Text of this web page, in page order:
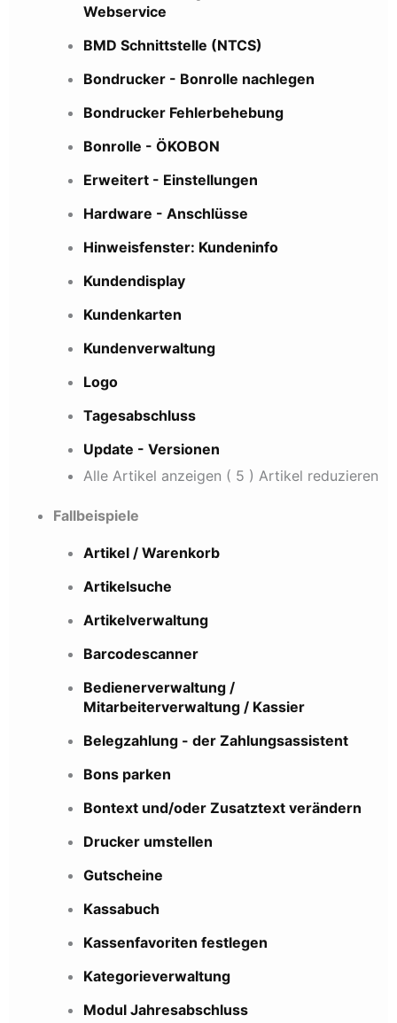
Webservice
BMD Schnittstelle (NTCS)
Bondrucker - Bonrolle nachlegen
Bondrucker Fehlerbehebung
Bonrolle - ÖKOBON
Erweitert - Einstellungen
Hardware - Anschlüsse
Hinweisfenster: Kundeninfo
Kundendisplay
Kundenkarten
Kundenverwaltung
Logo
Tagesabschluss
Update - Versionen
Alle Artikel anzeigen ( 5 ) Artikel reduzieren
Fallbeispiele
Artikel / Warenkorb
Artikelsuche
Artikelverwaltung
Barcodescanner
Bedienerverwaltung /
Mitarbeiterverwaltung / Kassier
Belegzahlung - der Zahlungsassistent
Bons parken
Bontext und/oder Zusatztext verändern
Drucker umstellen
Gutscheine
Kassabuch
Kassenfavoriten festlegen
Kategorieverwaltung
Modul Jahresabschluss